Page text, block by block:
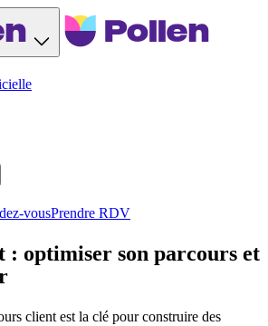
vousPrendre RDV
: optimiser son parcours et
client est la clé pour construire des